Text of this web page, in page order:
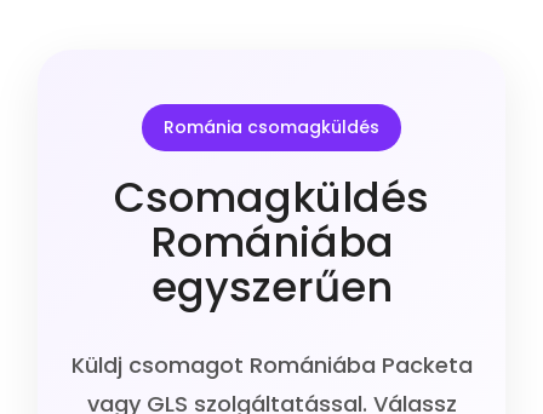
Románia csomagküldés
Csomagküldés
Romániába
egyszerűen
Küldj csomagot Romániába Packeta
vagy GLS szolgáltatással. Válassz